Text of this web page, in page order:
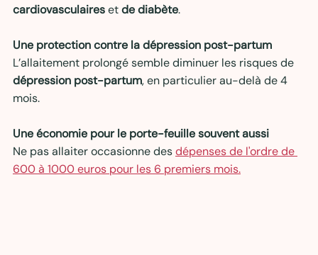
cardiovasculaires et de diabète.
Une protection contre la dépression post-partum
L’allaitement prolongé semble diminuer les risques de
dépression post-partum, en particulier au-delà de 4
mois.
Une économie pour le porte-feuille souvent aussi
Ne pas allaiter occasionne des dépenses de l'ordre de
600 à 1000 euros pour les 6 premiers mois.